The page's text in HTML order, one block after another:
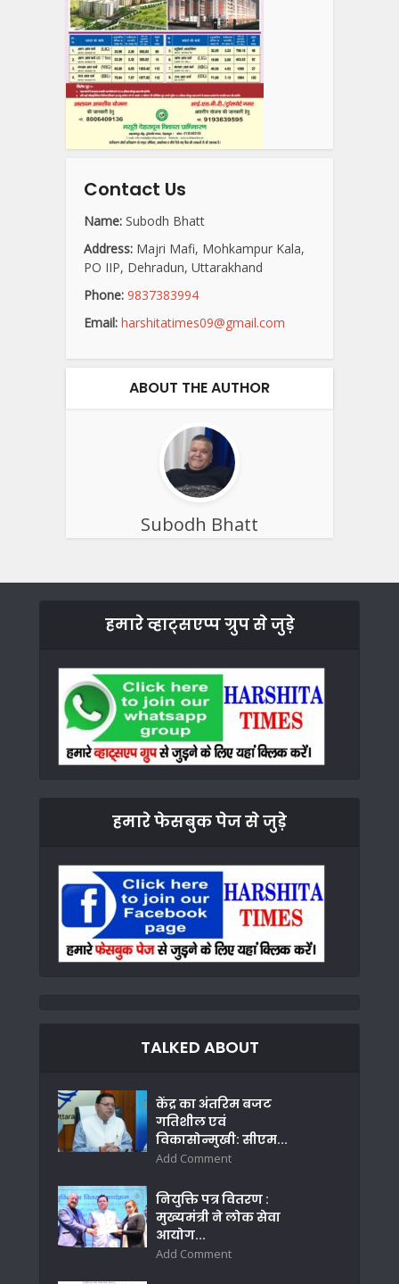
Contact Us
Name: Subodh Bhatt
Address: Majri Mafi, Mohkampur Kala,
PO IIP, Dehradun, Uttarakhand
Phone: 9837383994
Email: harshitatimes09@gmail.com
ABOUT THE AUTHOR
Subodh Bhatt
हमारे व्हाट्सएप्प ग्रुप से जुड़े
हमारे फेसबुक पेज से जुड़े
TALKED ABOUT
केंद्र का अंतरिम बजट
गतिशील एवं
विकासोन्मुखी: सीएम...
Add Comment
नियुक्ति पत्र वितरण :
मुख्यमंत्री ने लोक सेवा
आयोग...
Add Comment